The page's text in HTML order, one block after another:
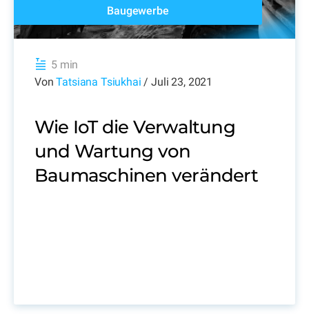
Baugewerbe
5 min
VonTatsiana Tsiukhai / Juli 23, 2021
Wie IoT die Verwaltung
und Wartung von
Baumaschinen verändert